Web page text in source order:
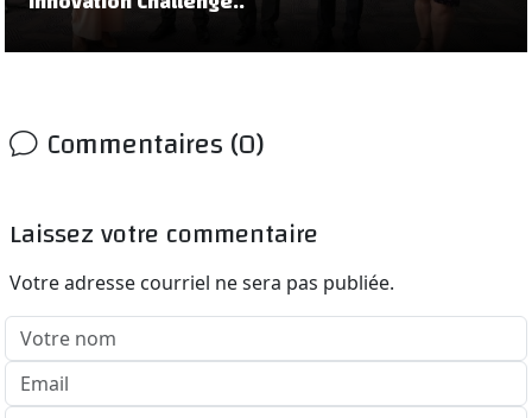
Commentaires (0)
Laissez votre commentaire
Votre adresse courriel ne sera pas publiée.